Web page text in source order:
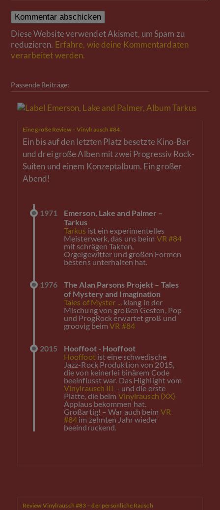
Diese Website verwendet Akismet, um Spam zu
reduzieren. Erfahre, wie deine Kommentardaten
verarbeitet werden.
Passende Beiträge:
Eine große Review – Vinylrausch #84
Ein bis auf den letzten Platz besetzte Kino-Bar
und drei große Alben mit zwei Progressiv Rock-
Suiten und einem Konzeptalbum. Ein großer
Abend!
1971
Emerson, Lake and Palmer –
Tarkus
Tarkus ist ein experimentelles
Meisterwerk, das uns beim VR #84
mit schrägen Takten,
Orgelgewitter und großen Formen
bestens unterhalten hat.
1976
The Alan Parsons Projekt – Tales
of Mystery and Imagination
Tales of Myster ... klang in der
Mischung von großen Gesten, Pop
und ProgRock erwartet groß und
groovig beimVR #84
2015
Hooffoot - Hooffoot
Hooffootist eine schwedische
Jazz-Rock Produktion von 2015,
die von keinerlei binärem Code
beeinflusst war. Das Highlight vom
Vinylrausch III – und die erste
Platte, die beim Vinylrausch (XX)
Applaus bekommen hat.
Großartig! – War auch beim VR
#84 im zehnten Jahr wieder
beeindruckend.
Review Vinylrausch #83 – der persönliche Rausch